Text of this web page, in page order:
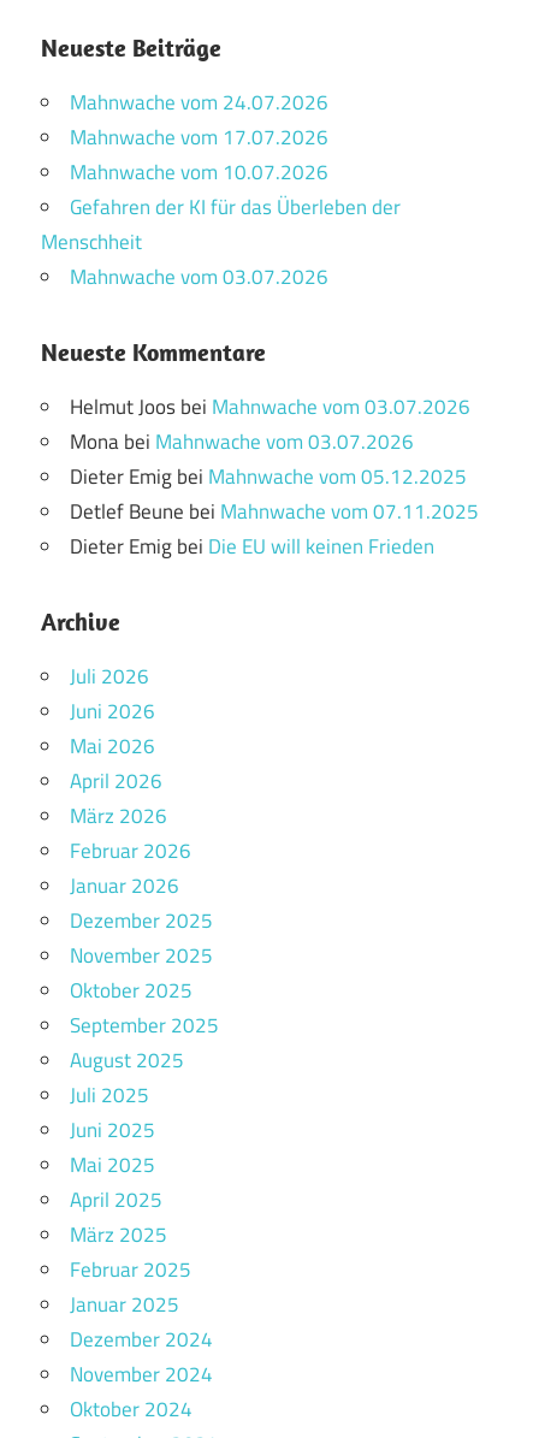
Neueste Beiträge
Mahnwache vom 24.07.2026
Mahnwache vom 17.07.2026
Mahnwache vom 10.07.2026
Gefahren der KI für das Überleben der
Menschheit
Mahnwache vom 03.07.2026
Neueste Kommentare
Helmut Joosbei Mahnwache vom 03.07.2026
Monabei Mahnwache vom 03.07.2026
Dieter Emigbei Mahnwache vom 05.12.2025
Detlef Beune bei Mahnwache vom 07.11.2025
Dieter Emigbei Die EU will keinen Frieden
Archive
Juli 2026
Juni 2026
Mai 2026
April 2026
März 2026
Februar 2026
Januar 2026
Dezember 2025
November 2025
Oktober 2025
September 2025
August 2025
Juli 2025
Juni 2025
Mai 2025
April 2025
März 2025
Februar 2025
Januar 2025
Dezember 2024
November 2024
Oktober 2024